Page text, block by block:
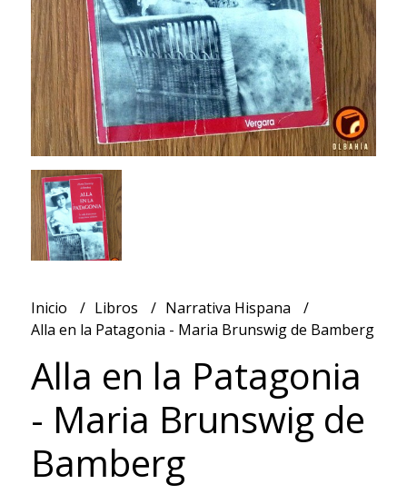
Inicio Libros
Narrativa Hispana
Alla en la Patagonia - Maria Brunswig de Bamberg
Alla en la Patagonia
- Maria Brunswig de
Bamberg